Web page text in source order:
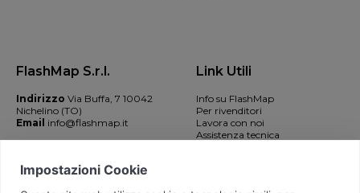
FlashMap S.r.l.
Indirizzo Via Buffa, 7 10042
Nichelino (TO)
Email info@flashmap.it
Link Utili
Info su FlashMap
Per rivenditori
Lavora con noi
Assistenza tecnica